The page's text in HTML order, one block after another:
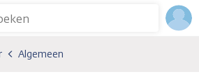
Algemeen